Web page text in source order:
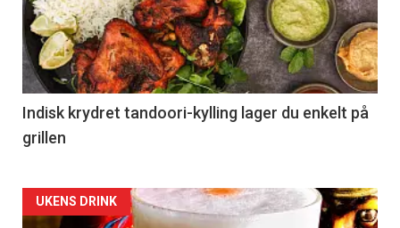
Indisk krydret tandoori-kylling lager du enkelt på
grillen
Forsiden
UKENS DRINK